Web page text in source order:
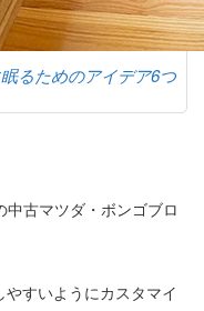
るためのアイデア6つ
古マツダ・ボンゴブロ
すいようにカスタマイ